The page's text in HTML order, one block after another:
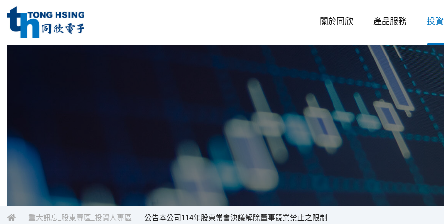
同
股
份
有
司
子
Menu
關於同欣 產品服務 投
投
資
重大訊息_股東專區_投資人專區 公告本公司114年股東常會決議解除董事競業禁止之限制